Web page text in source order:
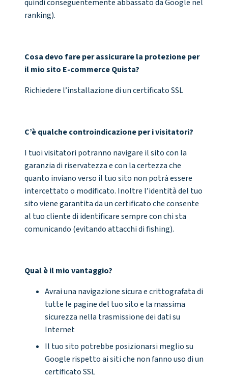
quindi conseguentemente abbassato da Google nel
ranking).
Cosa devo fare per assicurare la protezione per
il mio sito E-commerce Quista?
Richiedere l’installazione di un certificato SSL
C’è qualche controindicazione per i visitatori?
I tuoi visitatori potranno navigare il sito con la
garanzia di riservatezza e con la certezza che
quanto inviano verso il tuo sito non potrà essere
intercettato o modificato. Inoltre l’identità del tuo
sito viene garantita da un certificato che consente
al tuo cliente di identificare sempre con chi sta
comunicando (evitando attacchi di fishing).
Qual è il mio vantaggio?
Avrai una navigazione sicura e crittografata di
tutte le pagine del tuo sito e la massima
sicurezza nella trasmissione dei dati su
Internet
Il tuo sito potrebbe posizionarsi meglio su
Google rispetto ai siti che non fanno uso di un
certificato SSL